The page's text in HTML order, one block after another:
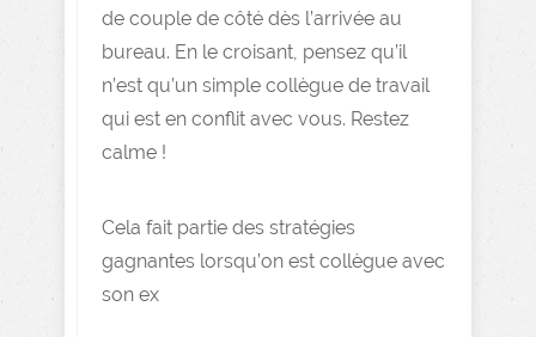
de couple de côté dès l’arrivée au
bureau. En le croisant, pensez qu’il
n’est qu’un simple collègue de travail
qui est en conflit avec vous. Restez
calme !
Cela fait partie des stratégies
gagnantes lorsqu’on est collègue avec
son ex